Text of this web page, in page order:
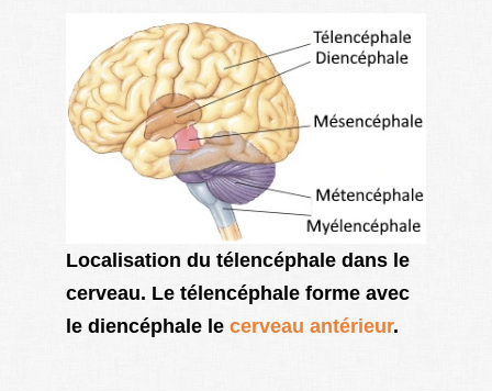
Localisation du télencéphale dans le
cerveau. Le télencéphale forme avec
le diencéphale le cerveau antérieur.